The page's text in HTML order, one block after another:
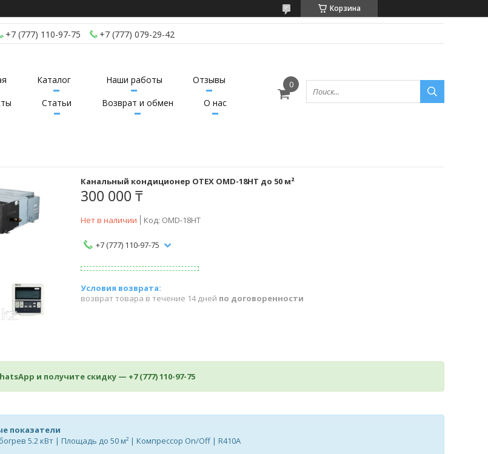
Корзина
+7 (777) 110-97-75 +7 (777) 079-29-42
Каталог Наши работы
Отзывы
Статьи Возврат и обмен О нас
Канальный кондиционер OTEX OMD-18HT до 50 м²
300 000 ₸
Нет в наличии Код: OMD-18HT
+7 (777) 110-97-75
возврат товара в течение 14 дней по договоренности
и получите скидку — +7 (777) 110-97-75
показатели
5.2 кВт | Площадь до 50 м² | Компрессор On/Off | R410A